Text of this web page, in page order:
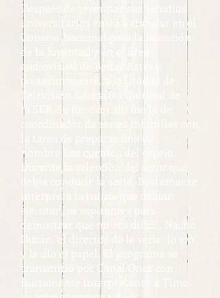
Después de terminar sus estudios
universitarios entra a trabajar en el
Consejo Nacional para la Atención
de la Juventud y en el área
audiovisual de Bellas Artes y,
posteriormente, a la Unidad de
Televisión Educativa Cultural de
la SEP. Su función ahí fue la de
coordinador de series infantiles con
la tarea de preparar una de
nombre Los cuentos del espejo.
Durante la selección del actor que
debía conducir la serie, Bustamante
interpreta la rutina que debían
ejecutar los aspirantes para
demostrar que no era difícil. Nacho
Durán, el director de la serie, lo vio
y le dio el papel. El programa se
transmitió por Canal Once con
Bustamante interpretanto a Timo,